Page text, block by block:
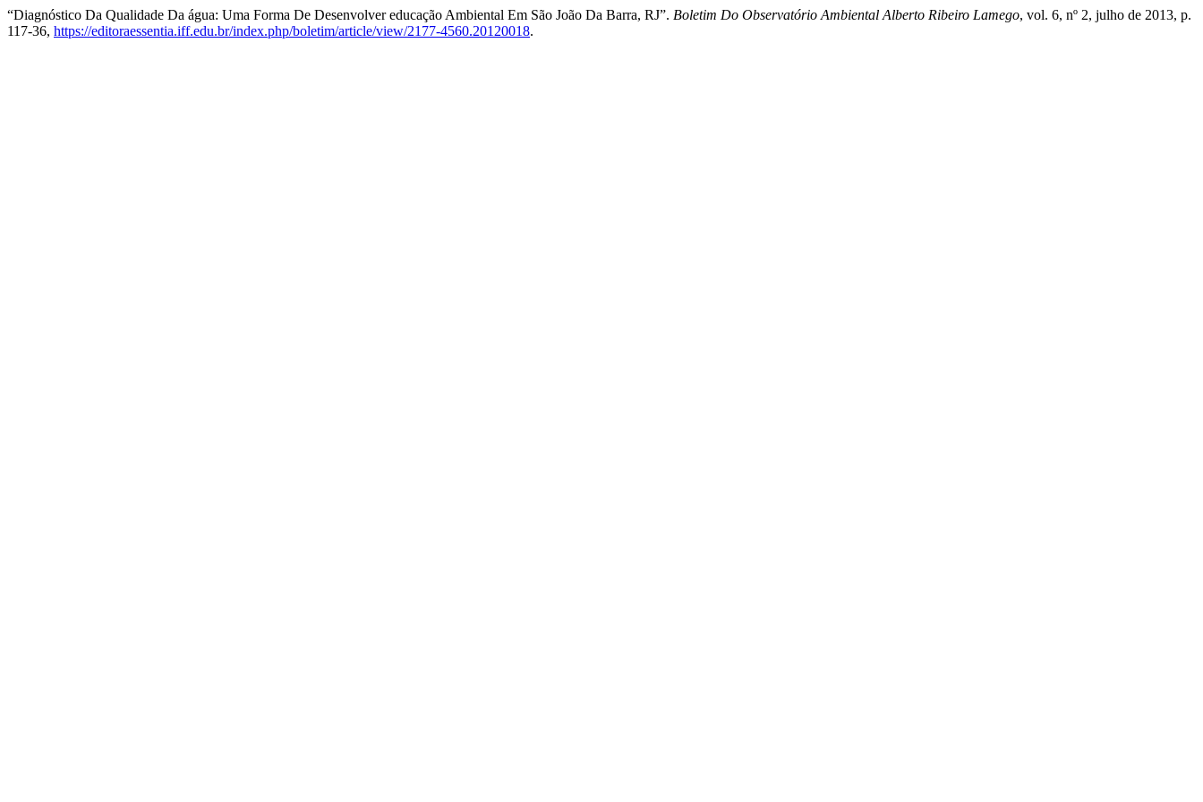
“Diagnóstico Da Qualidade Da água: Uma Forma De Desenvolver educação Ambiental Em São João Da Barra, RJ”. Boletim Do Observatório Ambiental Alberto Ribeiro Lamego, vol. 6, nº 2, julho de 2013, p.
117-36, https://editoraessentia.iff.edu.br/index.php/boletim/article/view/2177-4560.20120018.